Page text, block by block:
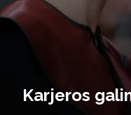
Karjeros